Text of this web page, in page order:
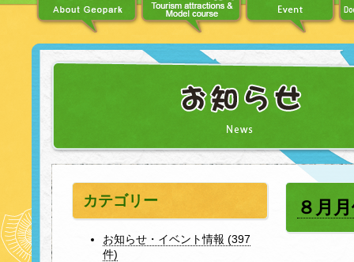
８月
カテゴリー
お知らせ・イベント情報 (397
件)